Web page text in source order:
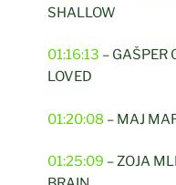
SHALLOW
01:16:13 – GAŠPER
LOVED
01:20:08 – MAJ
01:25:09 – ZOJA